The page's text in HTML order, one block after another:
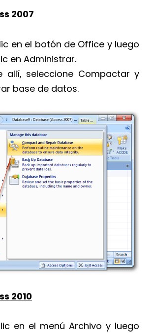
2007
en el botón de Office y luego
en Administrar.
allí, seleccione Compactar y
base de datos.
2010
en el menú Archivo y luego